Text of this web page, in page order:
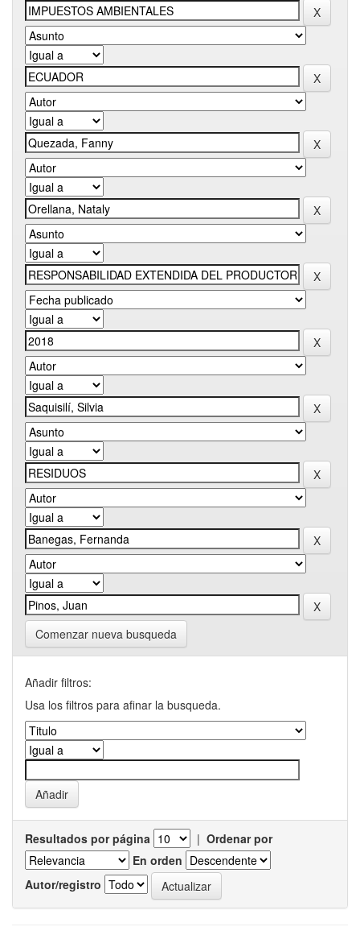
Comenzar nueva busqueda
Añadir filtros:
Usa los filtros para afinar la busqueda.
Resultados por página | Ordenar por
En orden
Autor/registro